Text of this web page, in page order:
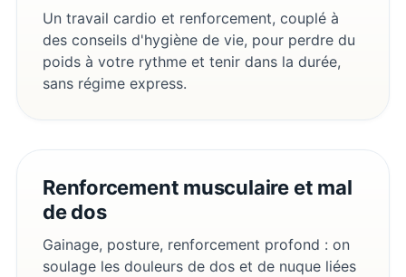
Un travail cardio et renforcement, couplé à
des conseils d'hygiène de vie, pour perdre du
poids à votre rythme et tenir dans la durée,
sans régime express.
Renforcement musculaire et mal
de dos
Gainage, posture, renforcement profond : on
soulage les douleurs de dos et de nuque liées